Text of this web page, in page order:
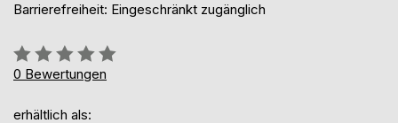
Barrierefreiheit: Eingeschränkt zugänglich
Bewertung::
0%
0 Bewertungen
erhältlich als: